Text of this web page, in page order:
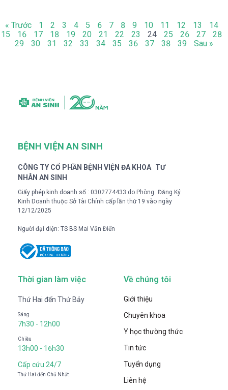
« Trước 1 2 3 4 5 6 7 8 9 10 11 12 13
14
15
16 17 18 19 20 21 22 23 24 25 26 27
28
29
30 31 32 33 34 35 36 37 38 39 Sau »
BỆNH VIỆN AN SINH
CÔNG TY CỔ PHẦN BỆNH VIỆN ĐA KHOA TƯ
NHÂN AN SINH
Giấy phép kinh doanh số : 0302774433 do Phòng Đăng Ký
Kinh Doanh thuộc Sở Tài Chính cấp lần thứ 19 vào ngày
12/12/2025
Người đại diện: TS BS Mai Văn Điển
Thời gian làm việc
Thứ Hai đến Thứ Bảy
Sáng
7h30 - 12h00
Chiều
13h00 - 16h30
Cấp cứu 24/7
Thứ Hai đến Chủ Nhật
Về chúng tôi
Giới thiệu
Chuyên khoa
Y học thường thức
Tin tức
Tuyển dụng
Liên hệ